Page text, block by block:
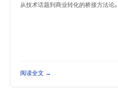
从技术话题到商业转化的桥接方法论。
阅读全文 →